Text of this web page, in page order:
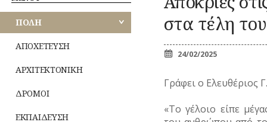
ΚΟΙΝΟΧΡΗΣΤΟΙ
ΧΩΡΟΙ
ΚΤΙΡΙΑ
ΜΝΗΜΕΙΑ
ΝΑΟΙ-ΜΟΝΕΣ
ΝΕΚΡΟΤΑΦΕΙΑ
ΚΟΜΙΚΣ
ΣΚΙΤΣΑ
(ΓΕΛΟΙΟΓΡΑΦΙΕΣ)
–
ΠΟΙΗΣΗ
ΑΘΗΝΩΝ
ΑΝΑΤΟΛΙΚΗΣ
ΕΟΡΤΕΣ
ΞΩΚΚΛΗΣΙΑ
Φυτά
ΠΟΛΗ
ΑΠΟΧΕΤΕΥΣΗ
ΑΡΧΙΤΕΚΤΟΝΙΚΗ
ΔΡΟΜΟΙ
ΕΚΠΑΙΔΕΥΣΗ
στα τέλη
24/02/2025
Γράφει ο Ελευθέριος
«Το γέλοιο είπε